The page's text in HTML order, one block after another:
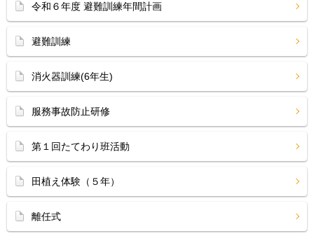
令和６年度 避難訓練年間計画
避難訓練
消火器訓練(6年生)
服務事故防止研修
第１回たてわり班活動
田植え体験（５年）
離任式